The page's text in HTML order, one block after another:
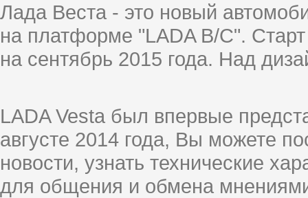
Лада Веста - это новый
на платформе "LADA B/C".
на сентябрь 2015 года. Над
LADA Vesta был впервые
августе 2014 года, Вы можете
новости, узнать технические
для общения и обмена